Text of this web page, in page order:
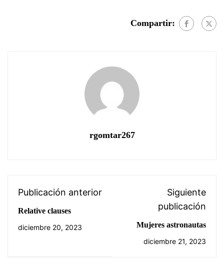
Compartir:
rgomtar267
Publicación anterior
Relative clauses
diciembre 20, 2023
Siguiente
publicación
Mujeres astronautas
diciembre 21, 2023